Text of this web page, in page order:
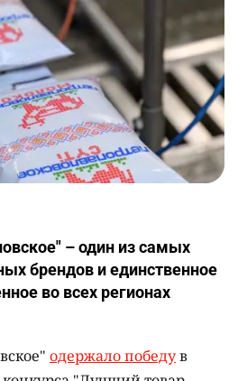
– один из самых
брендов и единственное
во всех регионах
одержало победув